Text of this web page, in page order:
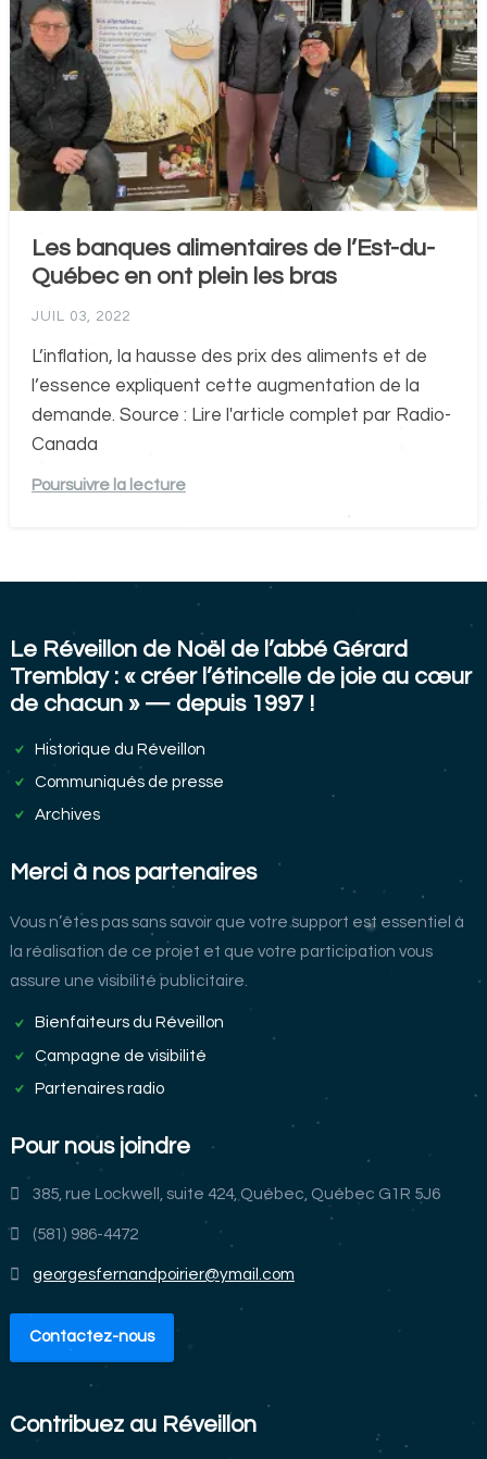
Les banques alimentaires de l’Est-du-
Québec en ont plein les bras
JUIL 03, 2022
L’inflation, la hausse des prix des aliments et de
l’essence expliquent cette augmentation de la
demande. Source : Lire l'article complet par Radio-
Canada
Poursuivre la lecture
Le Réveillon de Noël de l’abbé Gérard
Tremblay : « créer l’étincelle de joie au cœur
de chacun » — depuis 1997 !
Historique du Réveillon
Communiqués de presse
Archives
Merci à nos partenaires
Vous n’êtes pas sans savoir que votre support est essentiel à
la réalisation de ce projet et que votre participation vous
assure une visibilité publicitaire.
Bienfaiteurs du Réveillon
Campagne de visibilité
Partenaires radio
Pour nous joindre
385, rue Lockwell, suite 424, Québec, Québec G1R 5J6
(581) 986-4472
georgesfernandpoirier@ymail.com
Contactez-nous
Contribuez au Réveillon